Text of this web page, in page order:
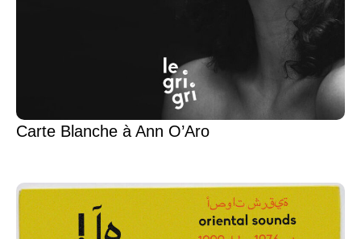
Carte Blanche à Ann O’Aro